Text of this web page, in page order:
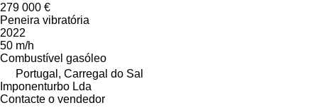
279 000 €
Peneira vibratória
2022
50 m/h
Combustível gasóleo
Portugal, Carregal do Sal
Imponenturbo Lda
Contacte o vendedor